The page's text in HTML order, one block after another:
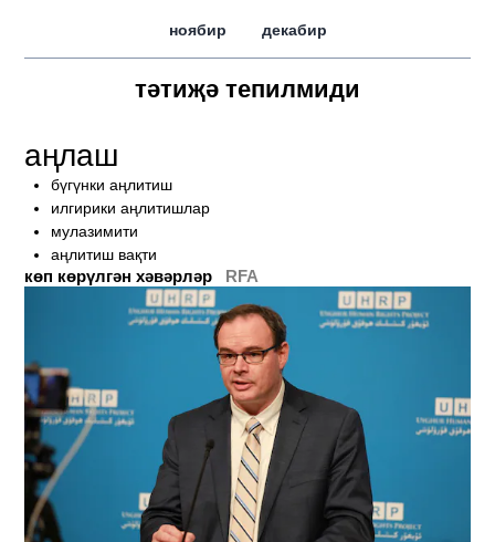
ноябир декабир
тәтиҗә тепилмиди
аңлаш
бүгүнки аңлитиш
илгирики аңлитишлар
мулазимити
аңлитиш вақти
көп көрүлгән хәвәрләр RFA